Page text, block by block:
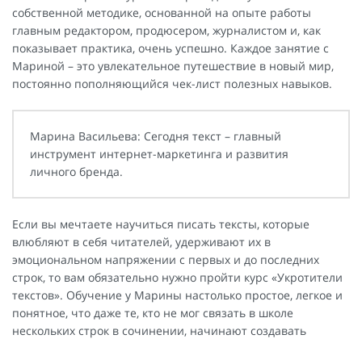
собственной методике, основанной на опыте работы
главным редактором, продюсером, журналистом и, как
показывает практика, очень успешно. Каждое занятие с
Мариной – это увлекательное путешествие в новый мир,
постоянно пополняющийся чек-лист полезных навыков.
Марина Васильева: Сегодня текст – главный
инструмент интернет-маркетинга и развития
личного бренда.
Если вы мечтаете научиться писать тексты, которые
влюбляют в себя читателей, удерживают их в
эмоциональном напряжении с первых и до последних
строк, то вам обязательно нужно пройти курс «Укротители
текстов». Обучение у Марины настолько простое, легкое и
понятное, что даже те, кто не мог связать в школе
нескольких строк в сочинении, начинают создавать